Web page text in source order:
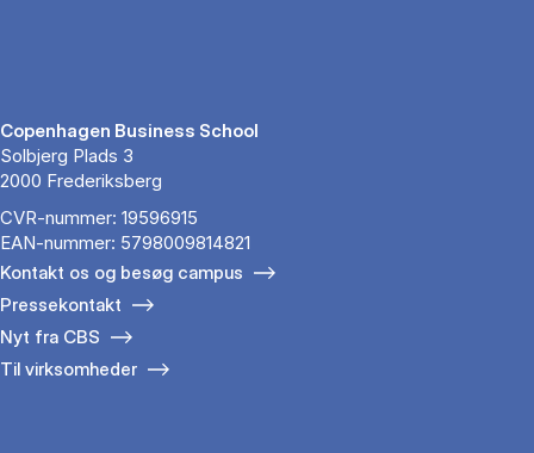
Copenhagen Business School
Solbjerg Plads 3
2000 Frederiksberg
CVR-nummer: 19596915
EAN-nummer: 5798009814821
Kontakt os og besøg campus
Pressekontakt
Nyt fra CBS
Til virksomheder